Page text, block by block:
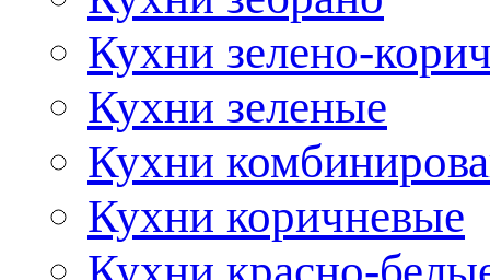
Кухни зелено-
Кухни зеленые
Кухни
Кухни коричневые